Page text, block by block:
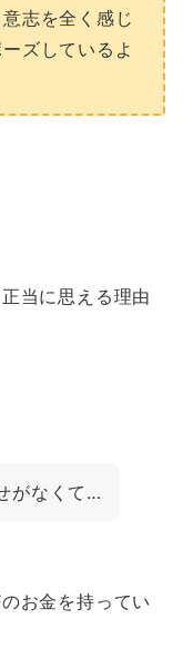
志を全く感じ
ズしているよ
当に思える理由
がなくて…
お金を持ってい